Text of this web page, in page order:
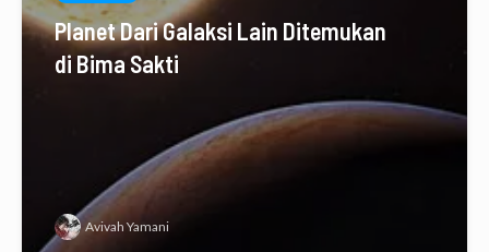
Planet Dari Galaksi Lain Ditemukan
di Bima Sakti
Avivah Yamani